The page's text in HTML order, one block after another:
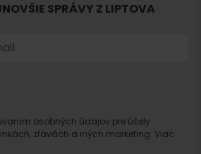
SPRÁVY Z LIPTOVA
osobných údajov pre účely
zľavách a iných marketing. Viac